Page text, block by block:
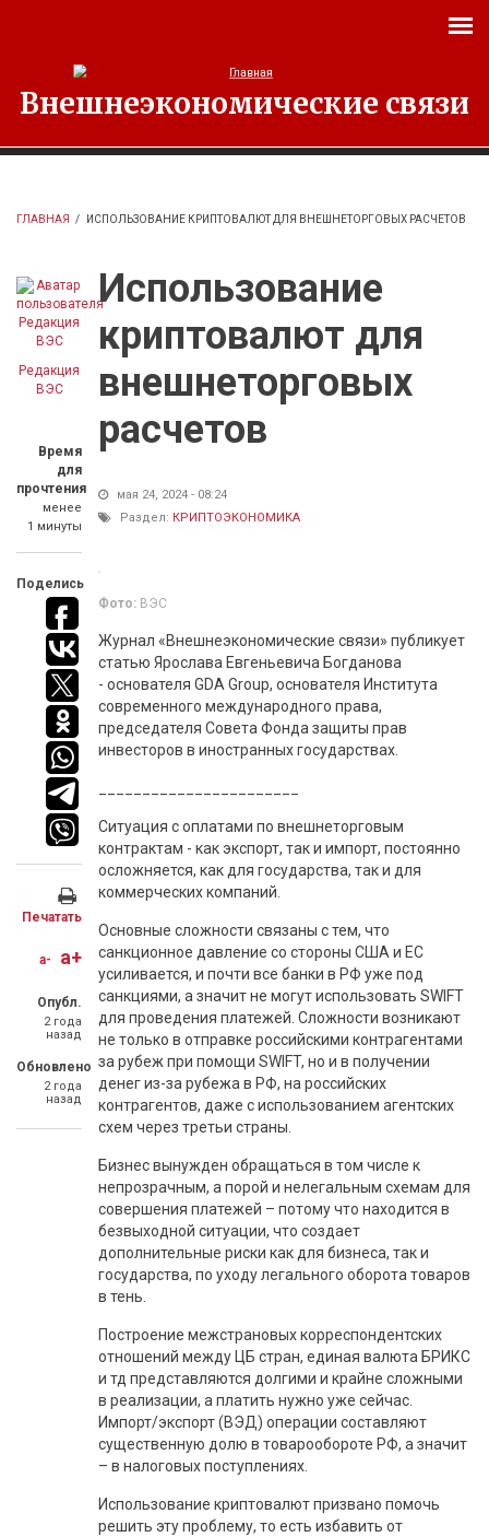
Внешнеэкономические связи
ГЛАВНАЯ / ИСПОЛЬЗОВАНИЕ КРИПТОВАЛЮТ ДЛЯ ВНЕШНЕТОРГОВЫХ РАСЧЕТОВ
Редакция
ВЭС
Время
для
прочтения
менее
1 минуты
Поделись
Печатать
a- a+
Опубл.
2 года
назад
Обновлено
2 года
назад
Использование
криптовалют для
внешнеторговых
расчетов
мая 24, 2024 - 08:24
Раздел: КРИПТОЭКОНОМИКА
Фото: ВЭС
Журнал «Внешнеэкономические связи» публикует
статью Ярослава Евгеньевича Богданова
- основателя GDA Group, основателя Института
современного международного права,
председателя Совета Фонда защиты прав
инвесторов в иностранных государствах.
Ситуация с оплатами по внешнеторговым
контрактам - как экспорт, так и импорт, постоянно
осложняется, как для государства, так и для
коммерческих компаний.
Основные сложности связаны с тем, что
санкционное давление со стороны США и ЕС
усиливается, и почти все банки в РФ уже под
санкциями, а значит не могут использовать SWIFT
для проведения платежей. Сложности возникают
не только в отправке российскими контрагентами
за рубеж при помощи SWIFT, но и в получении
денег из-за рубежа в РФ, на российских
контрагентов, даже с использованием агентских
схем через третьи страны.
Бизнес вынужден обращаться в том числе к
непрозрачным, а порой и нелегальным схемам для
совершения платежей – потому что находится в
безвыходной ситуации, что создает
дополнительные риски как для бизнеса, так и
государства, по уходу легального оборота товаров
в тень.
Построение межстрановых корреспондентских
отношений между ЦБ стран, единая валюта БРИКС
и тд представляются долгими и крайне сложными
в реализации, а платить нужно уже сейчас.
Импорт/экспорт (ВЭД) операции составляют
существенную долю в товарообороте РФ, а значит
– в налоговых поступлениях.
Использование криптовалют призвано помочь
решить эту проблему, то есть избавить от